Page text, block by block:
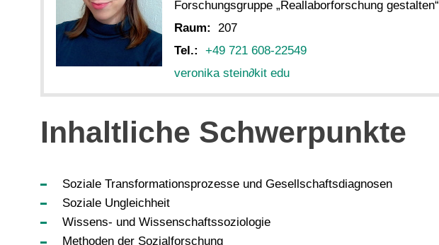
Forschungsgruppe „Reallaborforschung gestalten“
Raum:
207
Tel.:
+49 721 608-22549
veronika stein∂kit edu
Inhaltliche Schwerpunkte
Soziale Transformationsprozesse und Gesellschaftsdiagnosen
Soziale Ungleichheit
Wissens- und Wissenschaftssoziologie
Methoden der Sozialforschung